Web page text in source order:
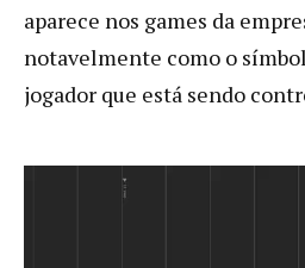
aparece nos games da
notavelmente como o
jogador que está sendo